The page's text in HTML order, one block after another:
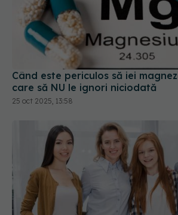
Când este periculos să iei
care să NU le ignori niciodată
25 oct 2025, 13:58
Cele mai importante suplimente